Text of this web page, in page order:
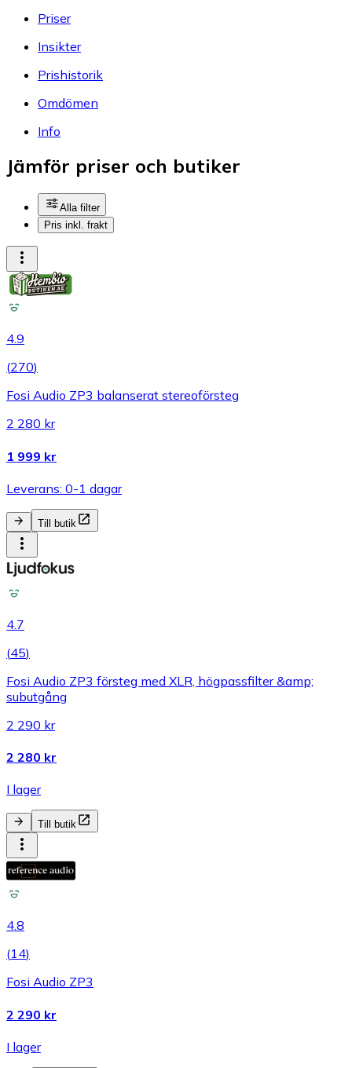
Priser
Insikter
Prishistorik
Omdömen
Info
Jämför priser och butiker
Alla filter
Pris inkl. frakt
4.9
(270)
Fosi Audio ZP3 balanserat stereoförsteg
2 280 kr
1 999 kr
Leverans: 0-1 dagar
Till butik
4.7
(45)
Fosi Audio ZP3 försteg med XLR, högpassfilter &amp;
subutgång
2 290 kr
2 280 kr
I lager
Till butik
4.8
(14)
Fosi Audio ZP3
2 290 kr
I lager